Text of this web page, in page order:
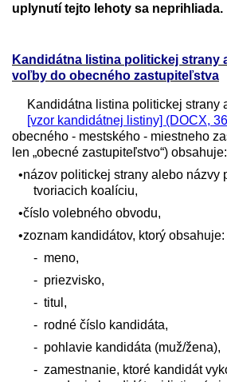
uplynutí tejto lehoty sa neprihliada.
Kandidátna listina politickej strany
voľby do obecného zastupiteľstva
Kandidátna listina politickej strany
[vzor kandidátnej listiny] (DOCX,
obecného - mestského - miestneho
len „obecné zastupiteľstvo“) obsahuje:
•názov politickej strany alebo názvy
tvoriacich koalíciu,
•číslo volebného obvodu,
•zoznam kandidátov, ktorý obsahuje:
- meno,
- priezvisko,
- titul,
- rodné číslo kandidáta,
- pohlavie kandidáta (muž/žena),
- zamestnanie, ktoré kandidát